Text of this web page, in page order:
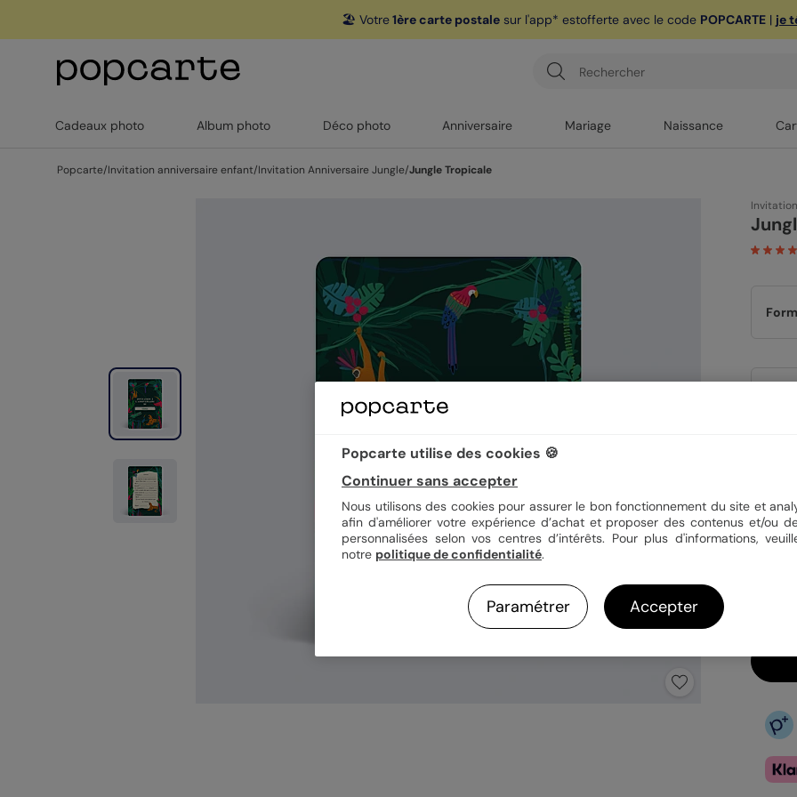
🏖️ Votre1ère carte postalesur l'app* estofferte avec le code POPCARTE| je
Cadeaux photo Album photo Déco photo Anniversaire Mariage Naissance
Popcarte/Invitation anniversaire enfant/Invitation Anniversaire Jungle/Jungle Tropicale
1,19
Popcarte utilise des cookies 🍪
Continuer sans accepter
Nous utilisons des cookies pour assurer le bon fonctionnement du site et
afin d'améliorer votre expérience d’achat et proposer des contenus et/ou
personnalisées selon vos centres d’intérêts. Pour plus d'informations,
notre politique de confidentialité.
Paramétrer Accepter